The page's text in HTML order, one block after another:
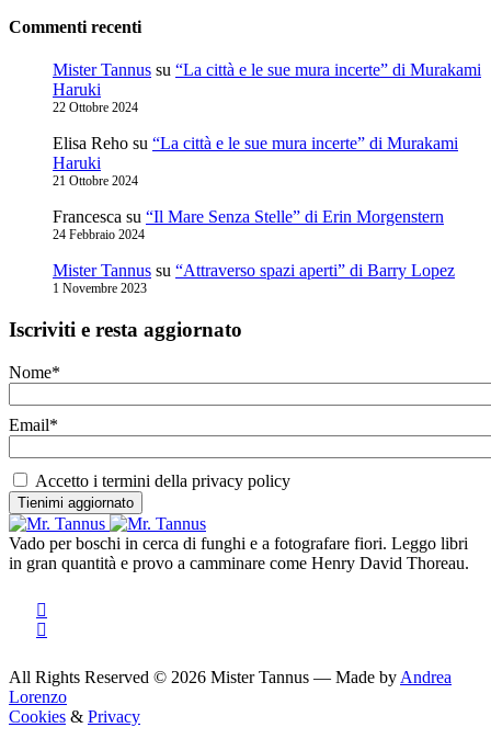
Commenti recenti
Mister Tannus su “La città e le sue mura incerte” di Murakami
Haruki
22 Ottobre 2024
Elisa Reho su “La città e le sue mura incerte” di Murakami
Haruki
21 Ottobre 2024
Francesca su “Il Mare Senza Stelle” di Erin Morgenstern
24 Febbraio 2024
Mister Tannus su “Attraverso spazi aperti” di Barry Lopez
1 Novembre 2023
Iscriviti e resta aggiornato
Nome*
Email*
Accetto i termini della privacy policy
Vado per boschi in cerca di funghi e a fotografare fiori. Leggo libri
in gran quantità e provo a camminare come Henry David Thoreau.
All Rights Reserved © 2026 Mister Tannus — Made by Andrea
Lorenzo
Cookies & Privacy